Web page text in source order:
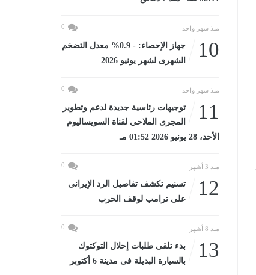
منذ شهر واحد 0
10
جهاز الإحصاء: - 0.9% معدل التضخم
الشهرى لشهر يونيو 2026
منذ شهر واحد 0
11
توجيهات رئاسية جديدة لدعم وتطوير
المجرى الملاحي لقناة السويساليوم
الأحد، 28 يونيو 2026 01:52 مـ
منذ 3 أشهر 0
12
تسنيم تكشف تفاصيل الرد الإيرانى
على ترامب لوقف الحرب
منذ 8 أشهر 0
13
بدء تلقى طلبات إحلال التوكتوك
بالسيارة البديلة فى مدينة 6 أكتوبر